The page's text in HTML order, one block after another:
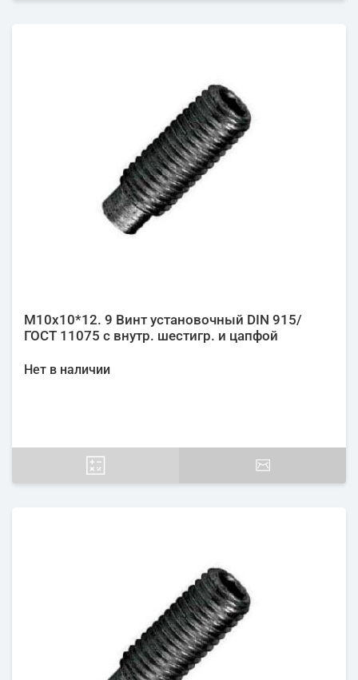
М10х10*12. 9 Винт установочный DIN 915/
ГОСТ 11075 с внутр. шестигр. и цапфой
Нет в наличии